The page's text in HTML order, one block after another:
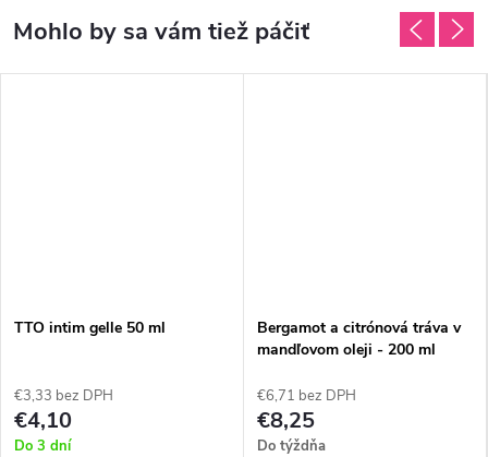
TTO intim gelle 50 ml
€3,33 bez DPH
€4,10
Do 3 dní
Bergamot a citrónová tráva v
mandľovom oleji - 200 ml
€6,71 bez DPH
€8,25
Do týždňa